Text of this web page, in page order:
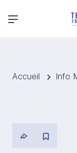
Menu principal
Accueil Info